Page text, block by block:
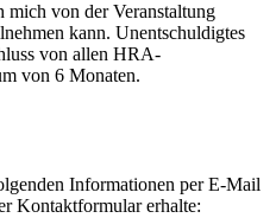
mich von der Veranstaltung
kann. Unentschuldigtes
von allen HRA-
von 6 Monaten.
Informationen per E-Mail
Kontaktformular erhalte: